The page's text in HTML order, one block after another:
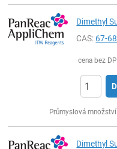
Dimethyl
CAS:67-
cena bez
Průmyslová
Dimethyl